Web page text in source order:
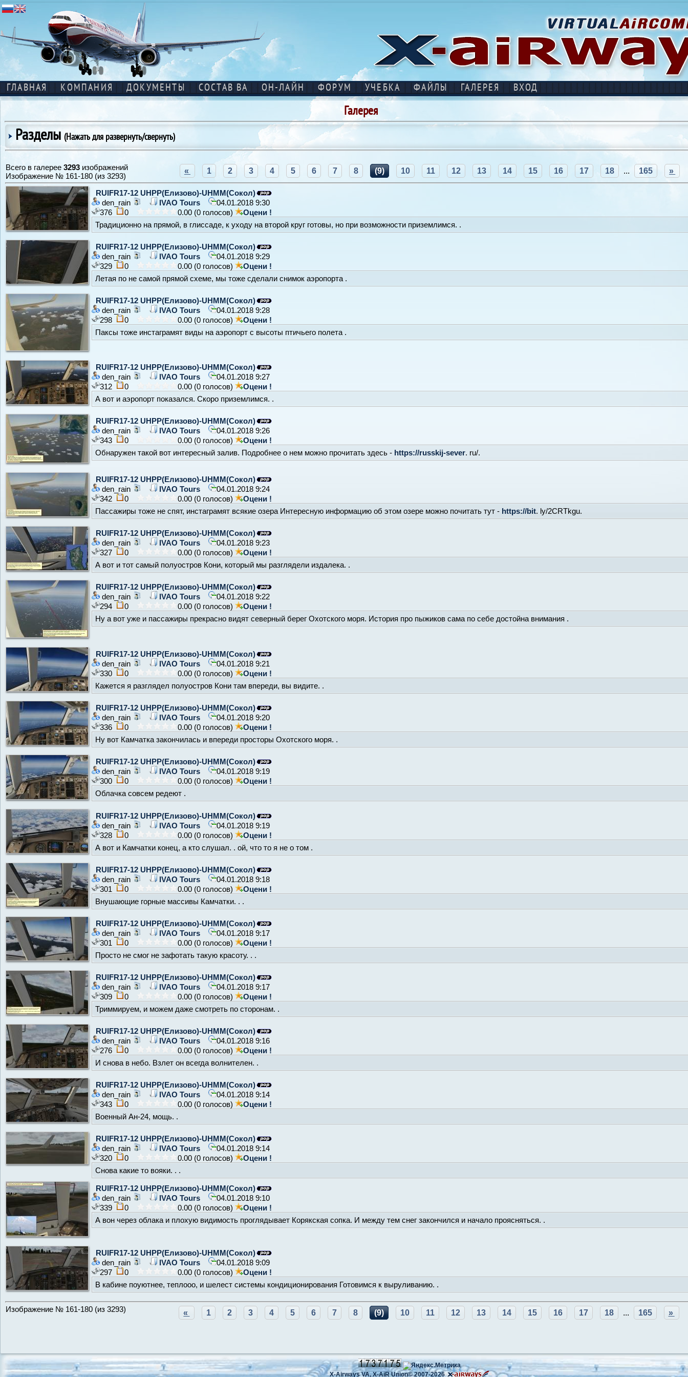
ГЛАВНАЯ КОМПАНИЯ ДОКУМЕНТЫ СОСТАВ ВА ОН-ЛАЙН ФОРУМ УЧЕБКА ФАЙЛЫ ГАЛЕРЕЯ ВХОД
Галерея
Разделы (Нажать для развернуть/свернуть)
Всего в галерее 3293 изображений
Изображение № 161-180 (из 3293)
« 1 2 3 4 5 6 7 8 (9) 10 11 12 13 14 15 16 17 18 ... 165 »
RUIFR17-12 UHPP(Елизово)-UHMM(Сокол)
den_rain
IVAO Tours
04.01.2018 9:30
376
0 0.00 (0 голосов)
Оцени !
Традиционно на прямой, в глиссаде, к уходу на второй круг готовы, но при возможности приземлимся. .
RUIFR17-12 UHPP(Елизово)-UHMM(Сокол)
den_rain
IVAO Tours
04.01.2018 9:29
329
0 0.00 (0 голосов)
Оцени !
Летая по не самой прямой схеме, мы тоже сделали снимок аэропорта .
RUIFR17-12 UHPP(Елизово)-UHMM(Сокол)
den_rain
IVAO Tours
04.01.2018 9:28
298
0 0.00 (0 голосов)
Оцени !
Паксы тоже инстаграмят виды на аэропорт с высоты птичьего полета .
RUIFR17-12 UHPP(Елизово)-UHMM(Сокол)
den_rain
IVAO Tours
04.01.2018 9:27
312
0 0.00 (0 голосов)
Оцени !
А вот и аэропорт показался. Скоро приземлимся. .
RUIFR17-12 UHPP(Елизово)-UHMM(Сокол)
den_rain
IVAO Tours
04.01.2018 9:26
343
0 0.00 (0 голосов)
Оцени !
Обнаружен такой вот интересный залив. Подробнее о нем можно прочитать здесь - https://russkij-sever. ru/.
RUIFR17-12 UHPP(Елизово)-UHMM(Сокол)
den_rain
IVAO Tours
04.01.2018 9:24
342
0 0.00 (0 голосов)
Оцени !
Пассажиры тоже не спят, инстаграмят всякие озера Интересную информацию об этом озере можно почитать тут - https://bit. ly/2CRTkgu.
RUIFR17-12 UHPP(Елизово)-UHMM(Сокол)
den_rain
IVAO Tours
04.01.2018 9:23
327
0 0.00 (0 голосов)
Оцени !
А вот и тот самый полуостров Кони, который мы разглядели издалека. .
RUIFR17-12 UHPP(Елизово)-UHMM(Сокол)
den_rain
IVAO Tours
04.01.2018 9:22
294
0 0.00 (0 голосов)
Оцени !
Ну а вот уже и пассажиры прекрасно видят северный берег Охотского моря. История про пыжиков сама по себе достойна внимания .
RUIFR17-12 UHPP(Елизово)-UHMM(Сокол)
den_rain
IVAO Tours
04.01.2018 9:21
330
0 0.00 (0 голосов)
Оцени !
Кажется я разглядел полуостров Кони там впереди, вы видите. .
RUIFR17-12 UHPP(Елизово)-UHMM(Сокол)
den_rain
IVAO Tours
04.01.2018 9:20
336
0 0.00 (0 голосов)
Оцени !
Ну вот Камчатка закончилась и впереди просторы Охотского моря. .
RUIFR17-12 UHPP(Елизово)-UHMM(Сокол)
den_rain
IVAO Tours
04.01.2018 9:19
300
0 0.00 (0 голосов)
Оцени !
Облачка совсем редеют .
RUIFR17-12 UHPP(Елизово)-UHMM(Сокол)
den_rain
IVAO Tours
04.01.2018 9:19
328
0 0.00 (0 голосов)
Оцени !
А вот и Камчатки конец, а кто слушал. . ой, что то я не о том .
RUIFR17-12 UHPP(Елизово)-UHMM(Сокол)
den_rain
IVAO Tours
04.01.2018 9:18
301
0 0.00 (0 голосов)
Оцени !
Внушающие горные массивы Камчатки. . .
RUIFR17-12 UHPP(Елизово)-UHMM(Сокол)
den_rain
IVAO Tours
04.01.2018 9:17
301
0 0.00 (0 голосов)
Оцени !
Просто не смог не зафотать такую красоту. . .
RUIFR17-12 UHPP(Елизово)-UHMM(Сокол)
den_rain
IVAO Tours
04.01.2018 9:17
309
0 0.00 (0 голосов)
Оцени !
Триммируем, и можем даже смотреть по сторонам. .
RUIFR17-12 UHPP(Елизово)-UHMM(Сокол)
den_rain
IVAO Tours
04.01.2018 9:16
276
0 0.00 (0 голосов)
Оцени !
И снова в небо. Взлет он всегда волнителен. .
RUIFR17-12 UHPP(Елизово)-UHMM(Сокол)
den_rain
IVAO Tours
04.01.2018 9:14
343
0 0.00 (0 голосов)
Оцени !
Военный Ан-24, мощь. .
RUIFR17-12 UHPP(Елизово)-UHMM(Сокол)
den_rain
IVAO Tours
04.01.2018 9:14
320
0 0.00 (0 голосов)
Оцени !
Снова какие то вояки. . .
RUIFR17-12 UHPP(Елизово)-UHMM(Сокол)
den_rain
IVAO Tours
04.01.2018 9:10
339
0 0.00 (0 голосов)
Оцени !
А вон через облака и плохую видимость проглядывает Корякская сопка. И между тем снег закончился и начало проясняться. .
RUIFR17-12 UHPP(Елизово)-UHMM(Сокол)
den_rain
IVAO Tours
04.01.2018 9:09
297
0 0.00 (0 голосов)
Оцени !
В кабине поуютнее, теплооо, и шелест системы кондиционирования Готовимся к выруливанию. .
Изображение № 161-180 (из 3293) « 1 2 3 4 5 6 7 8 (9) 10 11 12 13 14 15 16 17 18 ... 165 »
X-Airways VA,X-AiR Union©2007-2026